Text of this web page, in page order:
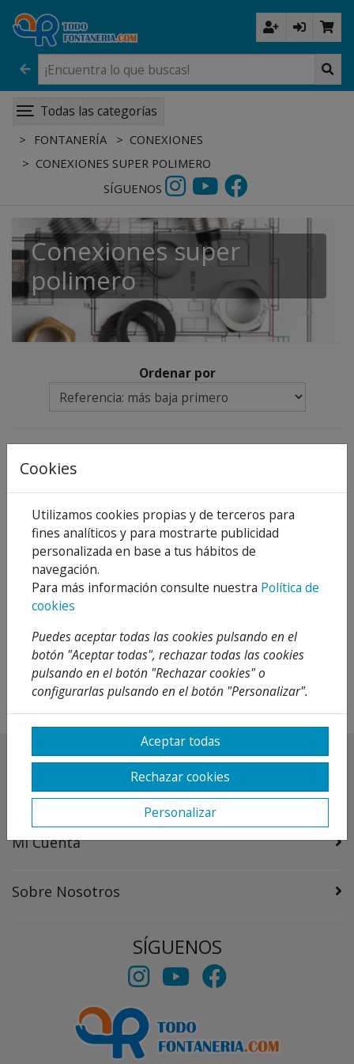
Todas las categorías
FONTANERÍA
CONEXIONES
CONEXIONES SUPER POLIMERO
SÍGUENOS
Conexiones super
polimero
Ordenar por
CONEXION SUPER
POLIMERO M 1/2 - H 1/2
Añadir al
carrito
Destacado
Información
Mi Cuenta
Sobre Nosotros
SÍGUENOS
Cookies
Utilizamos cookies propias y de terceros para
fines analíticos y para mostrarte publicidad
personalizada en base a tus hábitos de
navegación.
Para más información consulte nuestra Política de
cookies
Puedes aceptar todas las cookies pulsando en el
botón "Aceptar todas", rechazar todas las cookies
pulsando en el botón "Rechazar cookies" o
configurarlas pulsando en el botón "Personalizar".
Aceptar todas
Rechazar cookies
Personalizar